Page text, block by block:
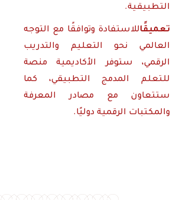
التطبيقية.
تعميقًاللاستفادة وتوافقًا مع التوجه
العالمي نحو التعليم والتدريب
الرقمي، ستوفر الأكاديمية منصة
للتعلم المدمج التطبيقي، كما
ستتعاون مع مصادر المعرفة
والمكتبات الرقمية دوليًا.